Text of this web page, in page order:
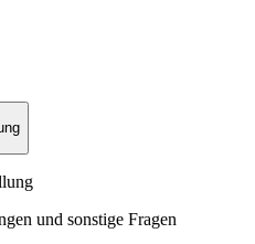
und sonstige Fragen